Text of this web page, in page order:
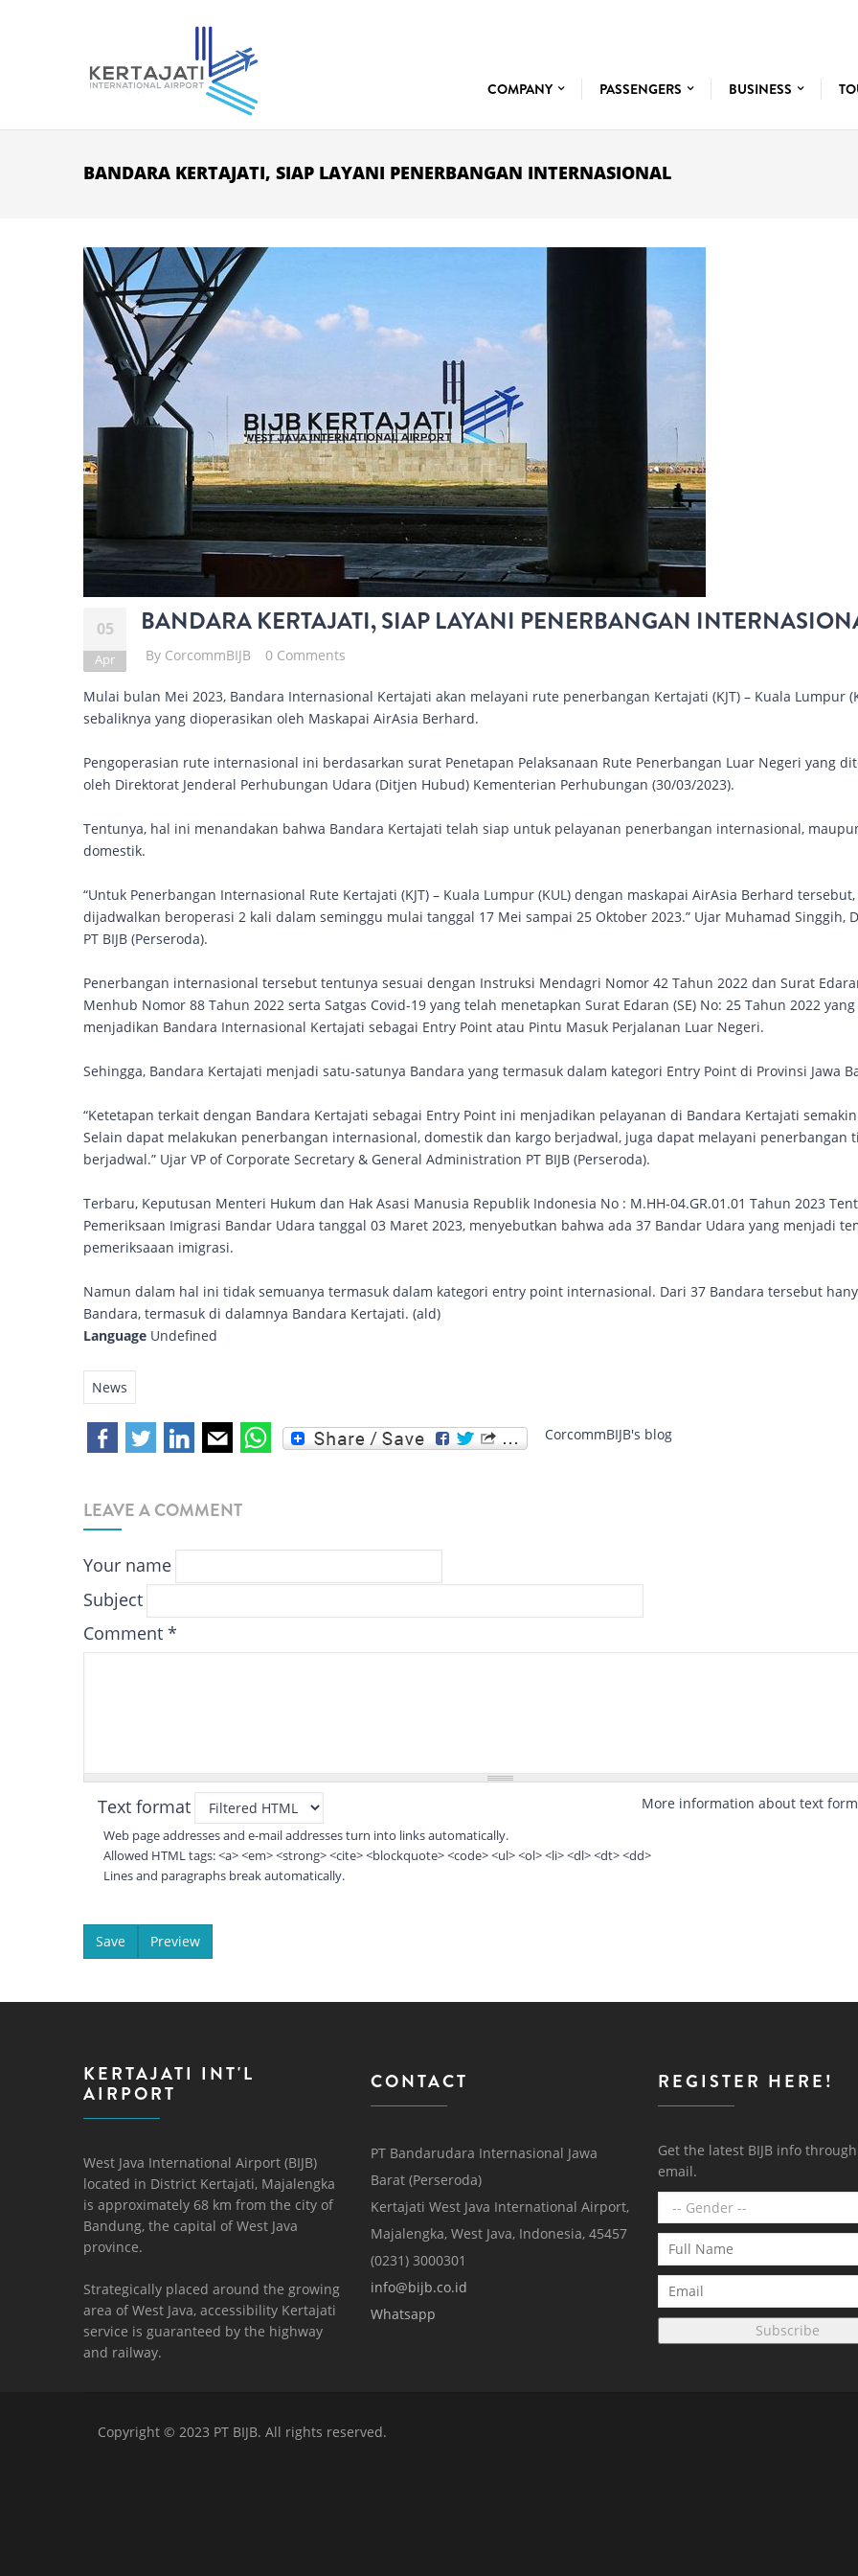
COMPANY PASSENGERS BUSINESS
BANDARA KERTAJATI, SIAP LAYANI PENERBANGAN INTERNASIONAL
05
Apr
BANDARA KERTAJATI, SIAP LAYANI PENERBANGAN
By CorcommBIJB 0 Comments
Mulai bulan Mei 2023, Bandara Internasional Kertajati akan melayani rute penerbangan Kertajati (KJT) – Kuala Lumpur
sebaliknya yang dioperasikan oleh Maskapai AirAsia Berhard.
Pengoperasian rute internasional ini berdasarkan surat Penetapan Pelaksanaan Rute Penerbangan Luar Negeri yang
oleh Direktorat Jenderal Perhubungan Udara (Ditjen Hubud) Kementerian Perhubungan (30/03/2023).
Tentunya, hal ini menandakan bahwa Bandara Kertajati telah siap untuk pelayanan penerbangan internasional,
domestik.
“Untuk Penerbangan Internasional Rute Kertajati (KJT) – Kuala Lumpur (KUL) dengan maskapai AirAsia Berhard tersebut,
dijadwalkan beroperasi 2 kali dalam seminggu mulai tanggal 17 Mei sampai 25 Oktober 2023.” Ujar Muhamad Singgih,
PT BIJB (Perseroda).
Penerbangan internasional tersebut tentunya sesuai dengan Instruksi Mendagri Nomor 42 Tahun 2022 dan Surat
Menhub Nomor 88 Tahun 2022 serta Satgas Covid-19 yang telah menetapkan Surat Edaran (SE) No: 25 Tahun 2022 yang
menjadikan Bandara Internasional Kertajati sebagai Entry Point atau Pintu Masuk Perjalanan Luar Negeri.
Sehingga, Bandara Kertajati menjadi satu-satunya Bandara yang termasuk dalam kategori Entry Point di Provinsi Jawa
“Ketetapan terkait dengan Bandara Kertajati sebagai Entry Point ini menjadikan pelayanan di Bandara Kertajati
Selain dapat melakukan penerbangan internasional, domestik dan kargo berjadwal, juga dapat melayani penerbangan
berjadwal.” Ujar VP of Corporate Secretary & General Administration PT BIJB (Perseroda).
Terbaru, Keputusan Menteri Hukum dan Hak Asasi Manusia Republik Indonesia No : M.HH-04.GR.01.01 Tahun 2023
Pemeriksaan Imigrasi Bandar Udara tanggal 03 Maret 2023, menyebutkan bahwa ada 37 Bandar Udara yang menjadi
pemeriksaaan imigrasi.
Namun dalam hal ini tidak semuanya termasuk dalam kategori entry point internasional. Dari 37 Bandara tersebut
Bandara, termasuk di dalamnya Bandara Kertajati. (ald)
Language Undefined
News
CorcommBIJB's blog
LEAVE A COMMENT
Your name
Subject
Comment *
More information about text
Text format
Web page addresses and e-mail addresses turn into links automatically.
Allowed HTML tags: <a> <em> <strong> <cite> <blockquote> <code> <ul> <ol> <li> <dl> <dt> <dd>
Lines and paragraphs break automatically.
KERTAJATI INT'L
AIRPORT
West Java International Airport (BIJB)
located in District Kertajati, Majalengka
is approximately 68 km from the city of
Bandung, the capital of West Java
province.
Strategically placed around the growing
area of ​​West Java, accessibility Kertajati
service is guaranteed by the highway
and railway.
CONTACT
PT Bandarudara Internasional Jawa
Barat (Perseroda)
Kertajati West Java International Airport,
Majalengka, West Java, Indonesia, 45457
(0231) 3000301
info@bijb.co.id
Whatsapp
REGISTER HERE!
Get the latest BIJB info
email.
Subscribe
Copyright © 2023 PT BIJB. All rights reserved.